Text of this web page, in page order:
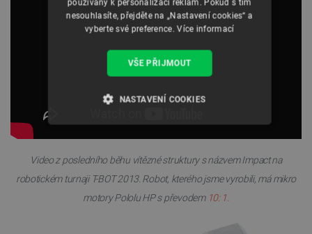
Video z posledního běhu vítěznéstruktury s názvem Impact na
robotickém turnaji T-BOT 2013. Robot, kterého jsme vyrobili, má mikro
motory Pololu HP s převodem 10: 1.
používány k personalizaci reklam. Pokud s tím
nesouhlasíte, přejděte na „Nastavení cookies“ a
vyberte své preference.Více informací
VŠE PŘIJMOUT
NASTAVENÍ COOKIES
VÝKONOVÉ SOUBORY
SOUBORY CÍLENÍ